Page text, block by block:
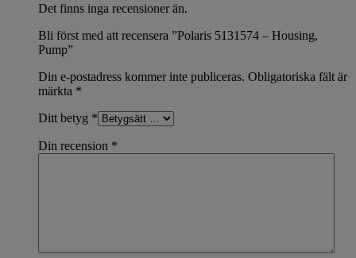
Det finns inga recensioner än.
Bli först med att recensera ”Polaris 5131574 – Housing,
Pump”
Din e-postadress kommer inte publiceras. Obligatoriska fält är
märkta *
Ditt betyg *
Din recension *